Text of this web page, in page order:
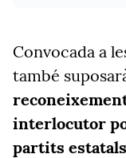
Convocada a
també
interlocutor
partits estatals